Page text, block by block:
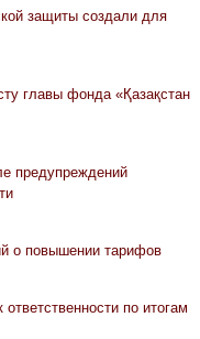
защиты создали для
главы фонда «Қазақстан
предупреждений
о повышении тарифов
по итогам